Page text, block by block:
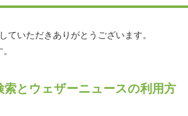
ていただきありがとうございます。
索とウェザーニュースの利用方